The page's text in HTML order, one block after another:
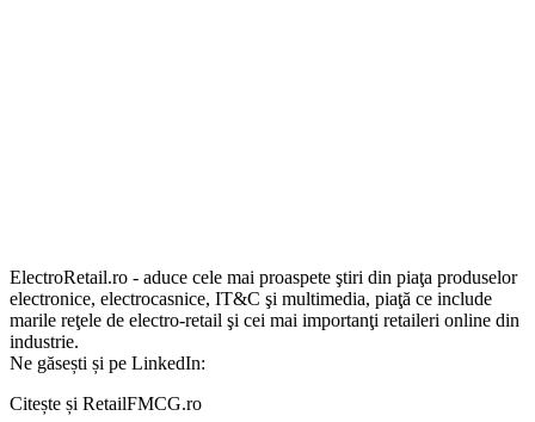
ElectroRetail.ro - aduce cele mai proaspete ştiri din piaţa produselor
electronice, electrocasnice, IT&C şi multimedia, piaţă ce include
marile reţele de electro-retail şi cei mai importanţi retaileri online din
industrie.
Ne găsești și pe LinkedIn:
Citește și RetailFMCG.ro